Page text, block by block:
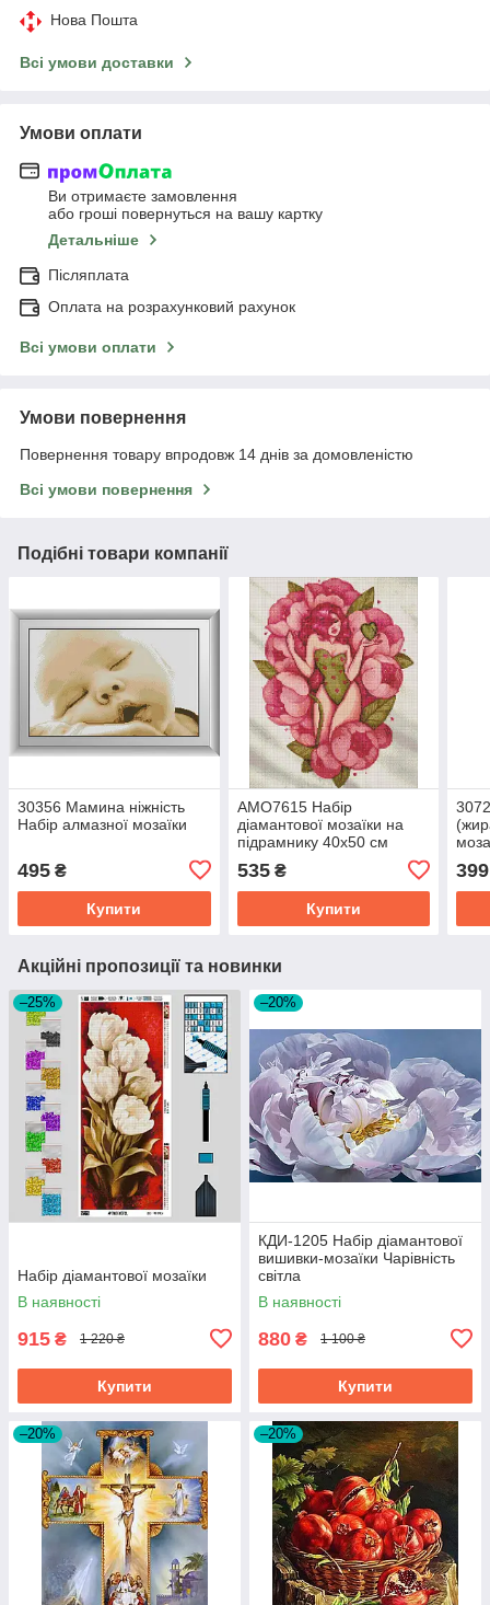
Нова Пошта
Всі умови доставки
Умови оплати
Ви отримаєте замовлення
або гроші повернуться на вашу картку
Детальніше
Післяплата
Оплата на розрахунковий рахунок
Всі умови оплати
Умови повернення
Повернення товару впродовж 14 днів за домовленістю
Всі умови повернення
Подібні товари компанії
30356 Мамина ніжність
Набір алмазної мозаїки
495 ₴
Купити
AMO7615 Набір
діамантової мозаїки на
підрамнику 40х50 см
©lesya_nedzelska_art
535₴
Купити
399
Акційні пропозиції та новинки
–25%
Набір діамантової мозаїки
В наявності
915 ₴ 1 220 ₴
Купити
–20%
КДИ-1205 Набір діамантової
вишивки-мозаїки Чарівність
світла
В наявності
880 ₴ 1 100 ₴
Купити
–20% –20%